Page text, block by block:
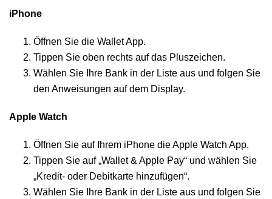
iPhone
Öffnen Sie die Wallet App.
Tippen Sie oben rechts auf das Pluszeichen.
Wählen Sie Ihre Bank in der Liste aus und folgen Sie
den Anweisungen auf dem Display.
Apple Watch
Öffnen Sie auf Ihrem iPhone die Apple Watch App.
Tippen Sie auf „Wallet & Apple Pay“ und wählen Sie
„Kredit- oder Debitkarte hinzufügen“.
Wählen Sie Ihre Bank in der Liste aus und folgen Sie